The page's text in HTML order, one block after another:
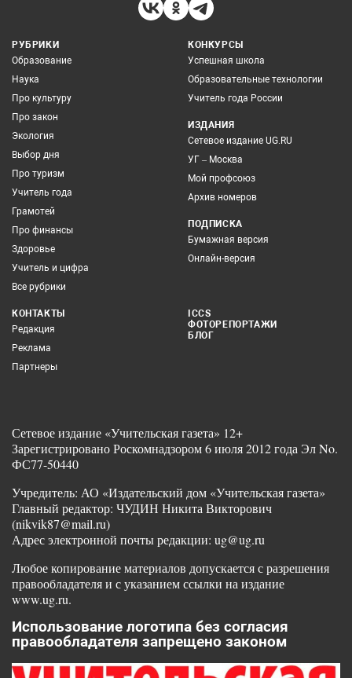
РУБРИКИ
Образование
Наука
Про культуру
Про закон
Экология
Выбор дня
Про туризм
Учитель года
Грамотей
Про финансы
Здоровье
Учитель и цифра
Все рубрики
КОНКУРСЫ
Успешная школа
Образовательные технологии
Учитель года России
ИЗДАНИЯ
Сетевое издание UG.RU
УГ – Москва
Мой профсоюз
Архив номеров
ПОДПИСКА
Бумажная версия
Онлайн-версия
КОНТАКТЫ
Редакция
Реклама
Партнеры
ICCS
ФОТОРЕПОРТАЖИ
БЛОГ
Сетевое издание «Учительская газета» 12+
Зарегистрировано Роскомнадзором 6 июля 2012 года Эл No.
ФС77-50440
Учредитель: АО «Издательский дом «Учительская газета»
Главный редактор: ЧУДИН Никита Викторович
(nikvik87@mail.ru)
Адрес электронной почты редакции: ug@ug.ru
Любое копирование материалов допускается с разрешения
правообладателя и с указанием ссылки на издание
www.ug.ru.
Использование логотипа без согласия
правообладателя запрещено законом